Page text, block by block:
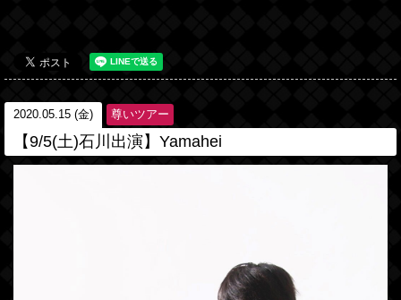
2020.05.15 (金) 尊いツアー
【9/5(土)石川出演】Yamahei